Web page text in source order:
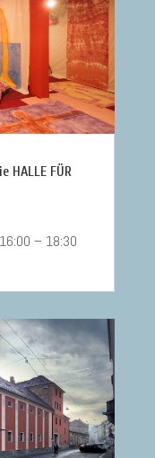
HALLE FÜR
– 18:30